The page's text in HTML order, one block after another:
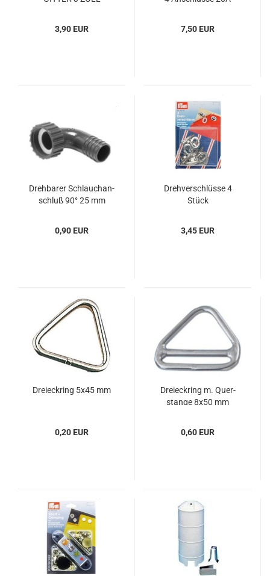
3,90 EUR 7,50 EUR
Dreh­ba­rer Schlauch­an­
schluß 90° 25 mm
0,90 EUR
Dreh­ver­schlüs­se 4
Stück
3,45 EUR
Drei­eck­ring 5x45 mm
0,20 EUR
Drei­eck­ring m. Quer­
stan­ge 8x50 mm
0,60 EUR